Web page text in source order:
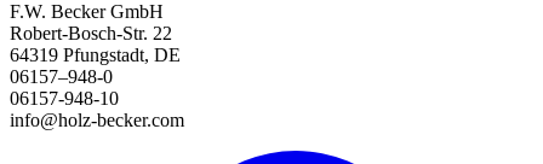
F.W. Becker GmbH
Robert-Bosch-Str. 22
64319 Pfungstadt, DE
06157–948-0
06157-948-10
info@holz-becker.com